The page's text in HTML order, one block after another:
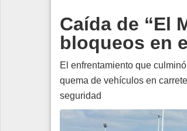
Edición Impresa
Caída de “El
bloqueos en
El enfrentamiento que
quema de vehículos en
seguridad